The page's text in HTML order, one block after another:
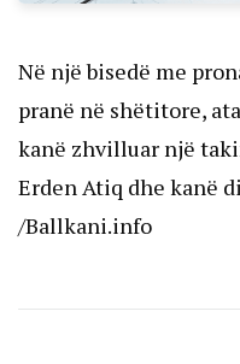
Në një bisedë me
pranë në shëtitore,
kanë zhvilluar një
Erden Atiq dhe kanë
/Ballkani.info